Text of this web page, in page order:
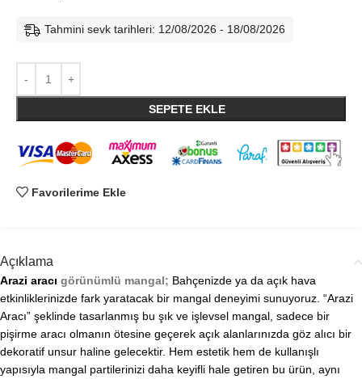
Tahmini sevk tarihleri: 12/08/2026 - 18/08/2026
SEPETE EKLE
Favorilerime Ekle
Açıklama
Arazi aracı görünümlü mangal; Bahçenizde ya da açık hava
etkinliklerinizde fark yaratacak bir mangal deneyimi sunuyoruz. “Arazi
Aracı” şeklinde tasarlanmış bu şık ve işlevsel mangal, sadece bir
pişirme aracı olmanın ötesine geçerek açık alanlarınızda göz alıcı bir
dekoratif unsur haline gelecektir. Hem estetik hem de kullanışlı
yapısıyla mangal partilerinizi daha keyifli hale getiren bu ürün, aynı